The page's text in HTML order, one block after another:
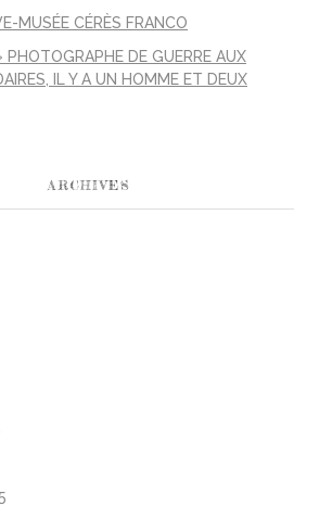
MUSÉE CÉRÈS FRANCO
PHOTOGRAPHE DE GUERRE AUX
IL Y A UN HOMME ET DEUX
ARCHIVES